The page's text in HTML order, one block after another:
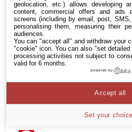
Google Pixel 7 Pro
Pour les amateurs de photo
250€
geolocation, etc.) allows developing
content, commercial offers and ads
screens (including by email, post,
personalising them, measuring their
audiences.
You can "accept all" and withdraw your
"cookie" icon. You can also "set
processing activities not subject to
valid for 6 months.
powered by
Set your
Accept all